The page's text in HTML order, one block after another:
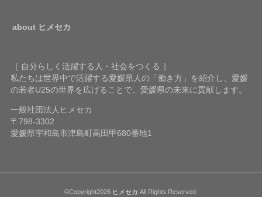
about ヒメセカ
［ 自分らしく活躍する人・社会をつくる ］
私たちは世界中で活躍する愛媛県人の「働き方」を紹介し、愛媛
の若者U25の世界を広げることで、愛媛県の未来に貢献します。
一般社団法人ヒメセカ
〒798-3302
愛媛県宇和島市津島町高田甲680番地1
©Copyright2026 ヒメセカ .All Rights Reserved.